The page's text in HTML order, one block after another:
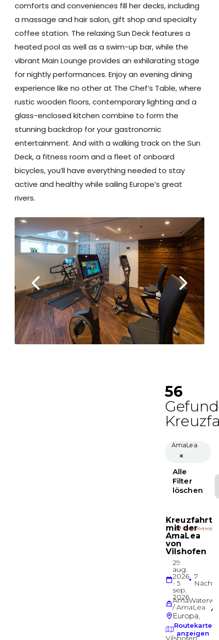
comforts and conveniences fill her decks, including
a massage and hair salon, gift shop and specialty
coffee station. The relaxing Sun Deck features a
heated pool as well as a swim-up bar, while the
vibrant Main Lounge provides an exhilarating stage
for nightly performances. Enjoy an evening dining
experience like no other at The Chef’s Table, where
rustic wooden floors, contemporary lighting and a
glass-enclosed kitchen combine to form the
stunning backdrop for your gastronomic
entertainment. And with a walking track on the Sun
Deck, a fitness room and a fleet of onboard
bicycles, you’ll have everything needed to stay
active and healthy while sailing Europe’s great
rivers.